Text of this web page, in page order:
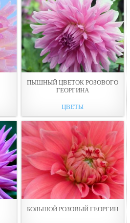
ПЫШНЫЙ ЦВЕТОК РОЗОВОГО
ГЕОРГИНА
ЦВЕТЫ
БОЛЬШОЙ РОЗОВЫЙ ГЕОРГИН